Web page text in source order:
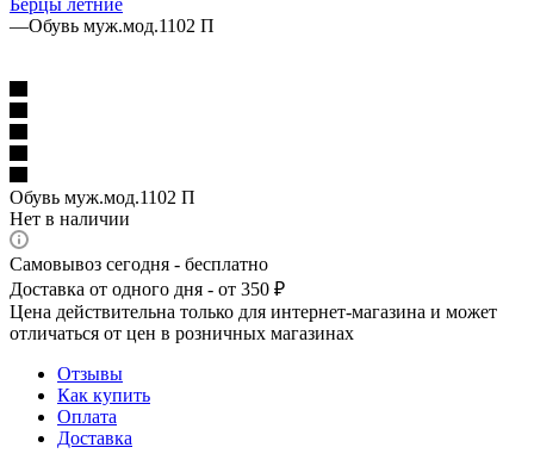
—Обувь муж.мод.1102 П
Обувь муж.мод.1102 П
Нет в наличии
Самовывоз сегодня - бесплатно
Доставка от одного дня - от 350 ₽
Цена действительна только для интернет-магазина и может
отличаться от цен в розничных магазинах
Отзывы
Как купить
Оплата
Доставка